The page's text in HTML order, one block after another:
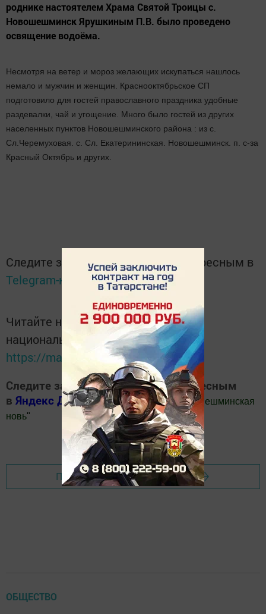
роднике настоятелем Храма Святой Троицы с.
Новошешминск Ярушкиным П.В. было проведено
освящение водоёма.
Несмотря на ветер и мороз желающих искупаться нашлось
немало и мужчин и женщин. Краснооктябрьское СП
подготовило для гостей православного праздника удобные
раздевалки, чай и угощение. Много было гостей из других
населенных пунктов Новошешминского района : из с.
Сл.Черемуховая. с. Сл. Екатерининская. Новошешминск. п. с-за
Красный Октябрь и других.
Следите за самым важным и интересным в
Telegram-каналеТатмедиа
Читайте новости Татарстана в
национальном мессенджере MАХ:
https://max.ru/tatmedia
Следите за самым важным и интересным
в Яндекс ДзениТелеграм канале"Шешминская
новь"
Добавить Шешминскую новь в Яндекс.Новости
Перейти на страницу новости
ОБЩЕСТВО